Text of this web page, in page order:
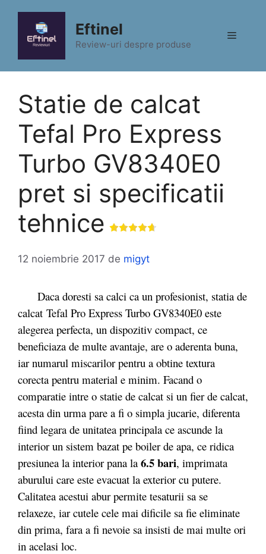
conținut
Eftinel
Review-uri despre produse
Meniu
Statie de calcat
Tefal Pro Express
Turbo GV8340E0
pret si specificatii
tehnice
12 noiembrie 2017 de migyt
Daca doresti sa calci ca un profesionist, statia de
calcat Tefal Pro Express Turbo GV8340E0 este
alegerea perfecta, un dispozitiv compact, ce
beneficiaza de multe avantaje, are o aderenta buna,
iar numarul miscarilor pentru a obtine textura
corecta pentru material e minim. Facand o
comparatie intre o statie de calcat si un fier de calcat,
acesta din urma pare a fi o simpla jucarie, diferenta
fiind legara de unitatea principala ce ascunde la
interior un sistem bazat pe boiler de apa, ce ridica
presiunea la interior pana la 6.5 bari, imprimata
aburului care este evacuat la exterior cu putere.
Calitatea acestui abur permite tesaturii sa se
relaxeze, iar cutele cele mai dificile sa fie eliminate
din prima, fara a fi nevoie sa insisti de mai multe ori
in acelasi loc.